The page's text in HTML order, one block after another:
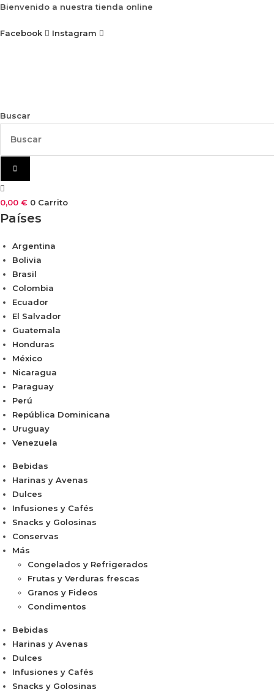
Ir
contenido
Bienvenido a nuestra tienda online
Facebook Instagram
Buscar
0,00 € 0 Carrito
Países
Argentina
Bolivia
Brasil
Colombia
Ecuador
El Salvador
Guatemala
Honduras
México
Nicaragua
Paraguay
Perú
República Dominicana
Uruguay
Venezuela
Bebidas
Harinas y Avenas
Dulces
Infusiones y Cafés
Snacks y Golosinas
Conservas
Más
Congelados y Refrigerados
Frutas y Verduras frescas
Granos y Fideos
Condimentos
Bebidas
Harinas y Avenas
Dulces
Infusiones y Cafés
Snacks y Golosinas